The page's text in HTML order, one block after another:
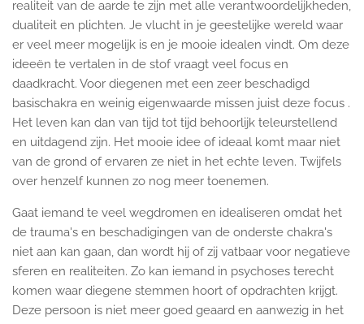
realiteit van de aarde te zijn met alle verantwoordelijkheden,
dualiteit en plichten. Je vlucht in je geestelijke wereld waar
er veel meer mogelijk is en je mooie idealen vindt. Om deze
ideeën te vertalen in de stof vraagt veel focus en
daadkracht. Voor diegenen met een zeer beschadigd
basischakra en weinig eigenwaarde missen juist deze focus .
Het leven kan dan van tijd tot tijd behoorlijk teleurstellend
en uitdagend zijn. Het mooie idee of ideaal komt maar niet
van de grond of ervaren ze niet in het echte leven. Twijfels
over henzelf kunnen zo nog meer toenemen.
Gaat iemand te veel wegdromen en idealiseren omdat het
de trauma's en beschadigingen van de onderste chakra's
niet aan kan gaan, dan wordt hij of zij vatbaar voor negatieve
sferen en realiteiten. Zo kan iemand in psychoses terecht
komen waar diegene stemmen hoort of opdrachten krijgt.
Deze persoon is niet meer goed geaard en aanwezig in het